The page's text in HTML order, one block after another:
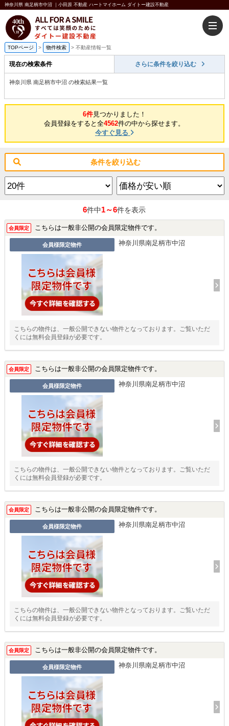
神奈川県 南足柄市中沼 ｜小田原 不動産 ハートマイホーム ダイトー建設不動産
TOPページ > 物件検索 > 不動産情報一覧
現在の検索条件 さらに条件を絞り込む
神奈川県 南足柄市中沼 の検索結果一覧
6件見つかりました！
会員登録をすると全4562件の中から探せます。
今すぐ見る
条件を絞り込む
6件中1～6件を表示
会員限定 こちらは一般非公開の会員限定物件です。
会員様限定物件 神奈川県南足柄市中沼
こちらの物件は、一般公開できない物件となっております。ご覧いただ
くには無料会員登録が必要です。
会員限定 こちらは一般非公開の会員限定物件です。
会員様限定物件 神奈川県南足柄市中沼
こちらの物件は、一般公開できない物件となっております。ご覧いただ
くには無料会員登録が必要です。
会員限定 こちらは一般非公開の会員限定物件です。
会員様限定物件 神奈川県南足柄市中沼
こちらの物件は、一般公開できない物件となっております。ご覧いただ
くには無料会員登録が必要です。
会員限定 こちらは一般非公開の会員限定物件です。
会員様限定物件 神奈川県南足柄市中沼